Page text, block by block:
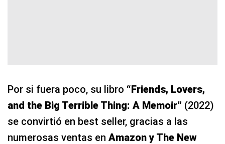
Por si fuera poco, su libro “Friends, Lovers,
and the Big Terrible Thing: A Memoir” (2022)
se convirtió en best seller, gracias a las
numerosas ventas en Amazon y The New